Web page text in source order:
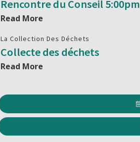
Rencontre du Conseil 5:00pm
Read More
La Collection Des Déchets
Collecte des déchets
Read More